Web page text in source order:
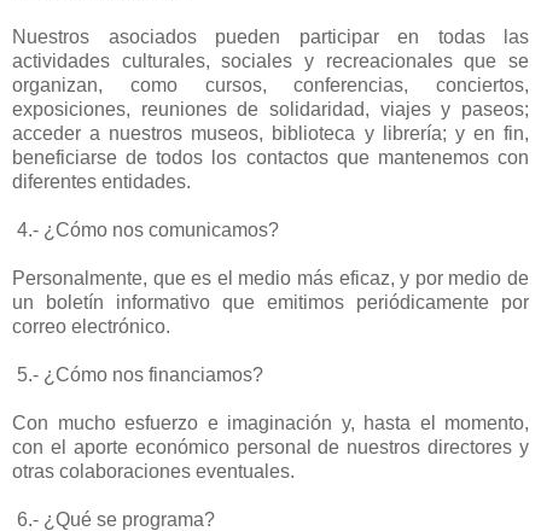
Nuestros asociados pueden participar en todas las
actividades culturales, sociales y recreacionales que se
organizan, como cursos, conferencias, conciertos,
exposiciones, reuniones de solidaridad, viajes y paseos;
acceder a nuestros museos, biblioteca y librería; y en fin,
beneficiarse de todos los contactos que mantenemos con
diferentes entidades.
4.- ¿Cómo nos comunicamos?
Personalmente, que es el medio más eficaz, y por medio de
un boletín informativo que emitimos periódicamente por
correo electrónico.
5.- ¿Cómo nos financiamos?
Con mucho esfuerzo e imaginación y, hasta el momento,
con el aporte económico personal de nuestros directores y
otras colaboraciones eventuales.
6.- ¿Qué se programa?